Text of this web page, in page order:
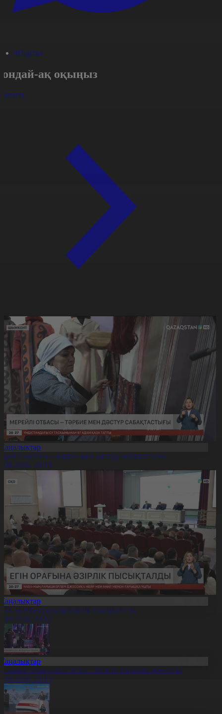
#Портал
ақ оқыңыз
отбасы – тәрбие мен дәстүр сабақтастығы
20:19
да егін орағына әзірлік пысықталды
20:17
ойындары-2026»: 180 млн қаралым жиналды
20:15